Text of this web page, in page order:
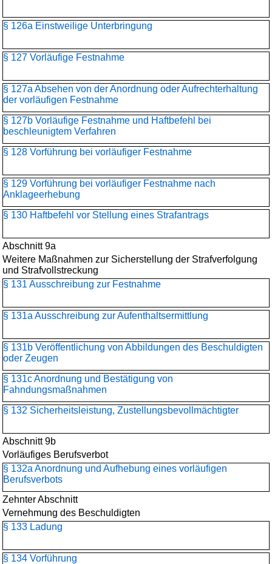
§ 126a Einstweilige Unterbringung
§ 127 Vorläufige Festnahme
§ 127a Absehen von der Anordnung oder Aufrechterhaltung
der vorläufigen Festnahme
§ 127b Vorläufige Festnahme und Haftbefehl bei
beschleunigtem Verfahren
§ 128 Vorführung bei vorläufiger Festnahme
§ 129 Vorführung bei vorläufiger Festnahme nach
Anklageerhebung
§ 130 Haftbefehl vor Stellung eines Strafantrags
Abschnitt 9a
Weitere Maßnahmen zur Sicherstellung der Strafverfolgung
und Strafvollstreckung
§ 131 Ausschreibung zur Festnahme
§ 131a Ausschreibung zur Aufenthaltsermittlung
§ 131b Veröffentlichung von Abbildungen des Beschuldigten
oder Zeugen
§ 131c Anordnung und Bestätigung von
Fahndungsmaßnahmen
§ 132 Sicherheitsleistung, Zustellungsbevollmächtigter
Abschnitt 9b
Vorläufiges Berufsverbot
§ 132a Anordnung und Aufhebung eines vorläufigen
Berufsverbots
Zehnter Abschnitt
Vernehmung des Beschuldigten
§ 133 Ladung
§ 134 Vorführung